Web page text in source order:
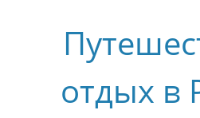
содержимому
отдых в